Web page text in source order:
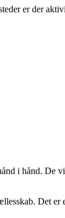
er der
i hånd. De
Det